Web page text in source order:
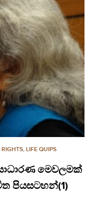
, LIFE QUIPS
මෙවලමක්
පියසටහන්(1)